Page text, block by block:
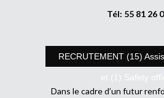
Tél: 55 81 26
RECRUTEMENT (15)
et (1) Safety
Dans le cadre d’un futur